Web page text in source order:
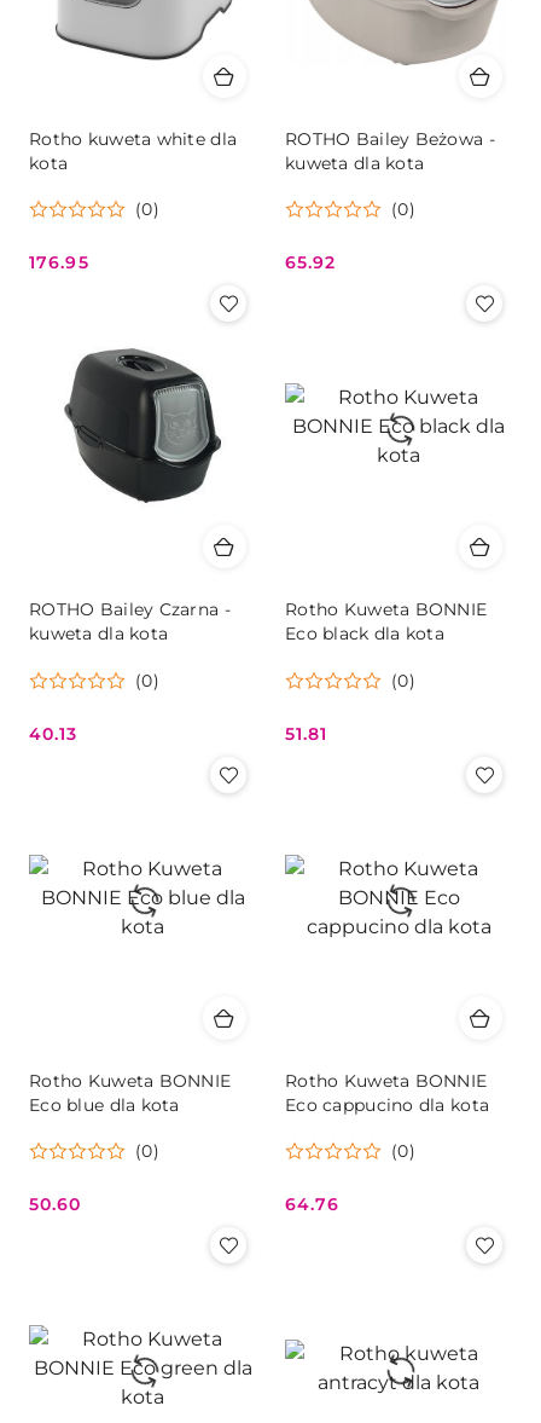
Rotho kuweta white dla
kota
(0)
Cena:
176.95
ROTHO Bailey Beżowa -
kuweta dla kota
(0)
Cena:
65.92
ROTHO Bailey Czarna -
kuweta dla kota
(0)
Cena:
40.13
Rotho Kuweta BONNIE
Eco black dla kota
(0)
Cena:
51.81
Rotho Kuweta BONNIE
Eco blue dla kota
(0)
Cena:
50.60
Rotho Kuweta BONNIE
Eco cappucino dla kota
(0)
Cena:
64.76